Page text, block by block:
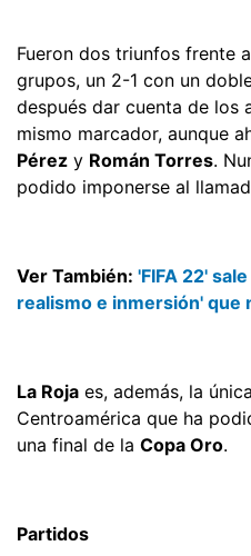
Fueron dos triunfos frente
grupos, un 2-1 con un
después dar cuenta de los
mismo marcador, aunque
Pérez y Román Torres.
podido imponerse al
Ver También: 'FIFA 22'
realismo e inmersión' que
La Roja es, además, la
Centroamérica que ha
una final de la Copa Oro.
Partidos